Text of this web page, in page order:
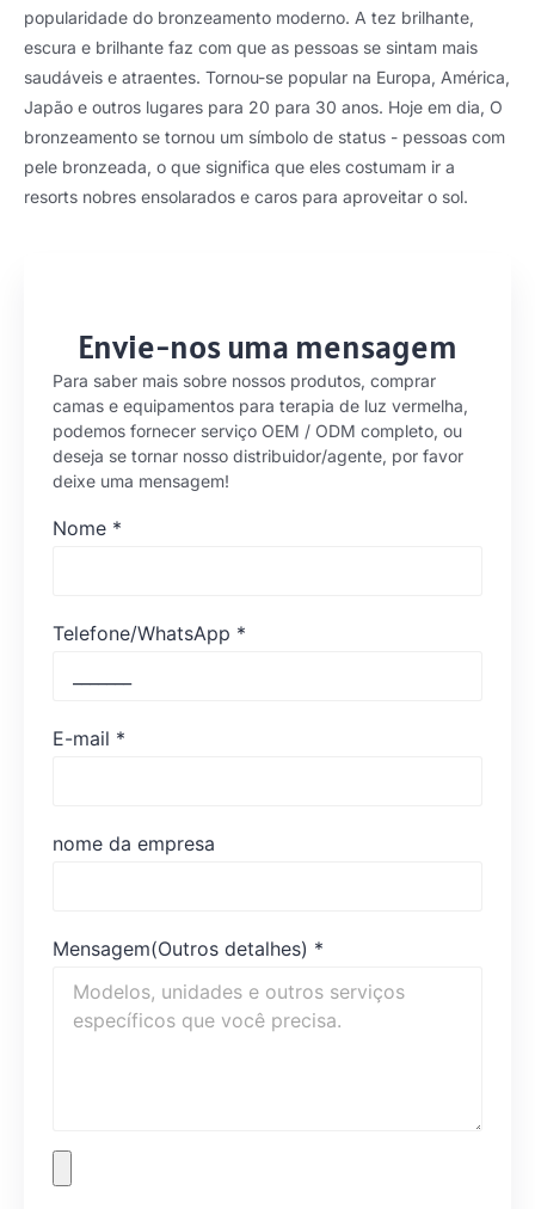
popularidade do bronzeamento moderno. A tez brilhante,
escura e brilhante faz com que as pessoas se sintam mais
saudáveis ​​e atraentes. Tornou-se popular na Europa, América,
Japão e outros lugares para 20 para 30 anos. Hoje em dia, O
bronzeamento se tornou um símbolo de status - pessoas com
pele bronzeada, o que significa que eles costumam ir a
resorts nobres ensolarados e caros para aproveitar o sol.
Envie-nos uma mensagem
Para saber mais sobre nossos produtos, comprar
camas e equipamentos para terapia de luz vermelha,
podemos fornecer serviço OEM / ODM completo, ou
deseja se tornar nosso distribuidor/agente, por favor
deixe uma mensagem!
Nome *
Telefone/WhatsApp *
E-mail *
nome da empresa
Mensagem(Outros detalhes) *